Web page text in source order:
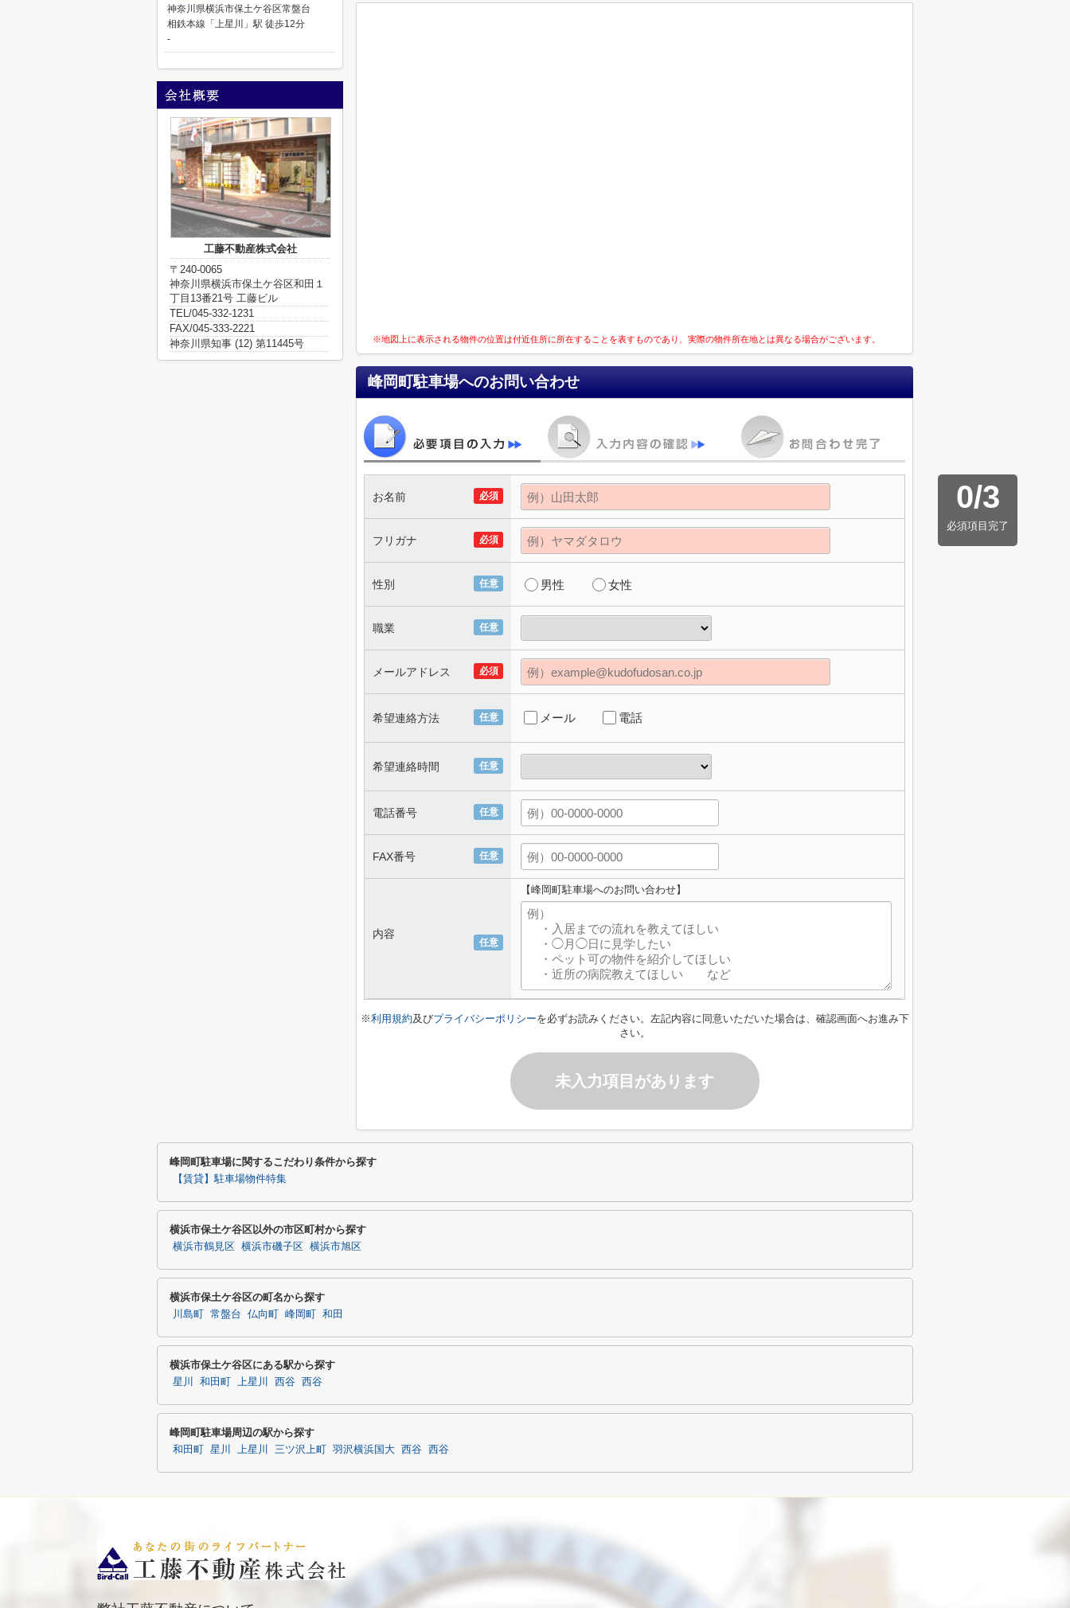
※地図上に表示される物件の位置は付近住所に所在することを表すものであり、実際の物件所在地とは異なる場合がございます。
峰岡町駐車場へのお問い合わせ
0/3
必須項目完了
必須
お名前
必須
フリガナ
任意
性別 男性 女性
任意
職業
必須
メールアドレス
任意
希望連絡方法 メール 電話
任意
希望連絡時間
任意
電話番号
任意
FAX番号
任意
内容
【峰岡町駐車場へのお問い合わせ】
※利用規約及びプライバシーポリシーを必ずお読みください。左記内容に同意いただいた場合は、確認画面へお進み下
さい。
未入力項目があります
神奈川県横浜市保土ケ谷区常盤台
相鉄本線「上星川」駅 徒歩12分
-
工藤不動産株式会社
〒240-0065
神奈川県横浜市保土ケ谷区和田１
丁目13番21号 工藤ビル
TEL/045-332-1231
FAX/045-333-2221
神奈川県知事 (12) 第11445号
峰岡町駐車場に関するこだわり条件から探す
【賃貸】駐車場物件特集
横浜市保土ケ谷区以外の市区町村から探す
横浜市鶴見区 横浜市磯子区 横浜市旭区
横浜市保土ケ谷区の町名から探す
川島町 常盤台 仏向町 峰岡町 和田
横浜市保土ケ谷区にある駅から探す
星川 和田町 上星川 西谷 西谷
峰岡町駐車場周辺の駅から探す
和田町 星川 上星川 三ツ沢上町 羽沢横浜国大 西谷 西谷